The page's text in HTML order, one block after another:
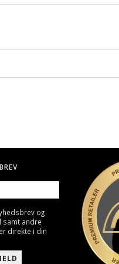
og
samt andre
direkte i din